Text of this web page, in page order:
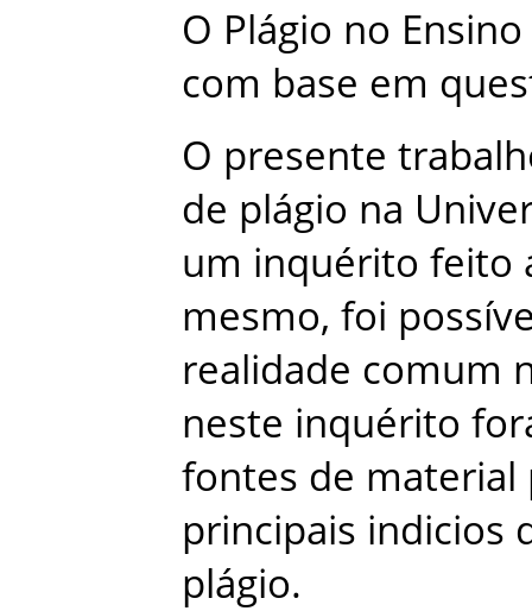
O Plágio no Ensino
com base em
O presente
de plágio na
um inquérito feito
mesmo, foi
realidade comum
neste inquérito
fontes de material
principais indicios
plágio.